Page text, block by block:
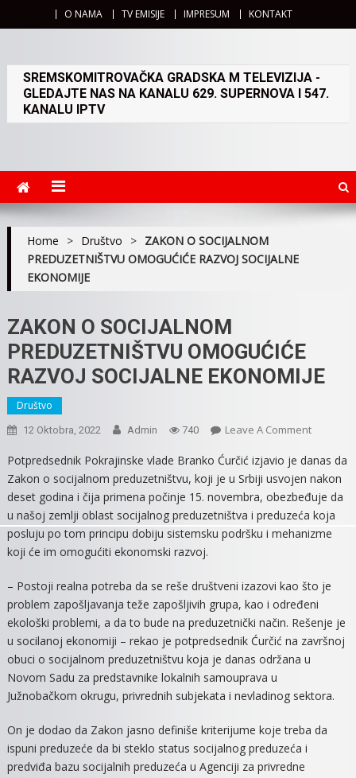
O NAMA TV EMISIJE IMPRESUM KONTAKT
SREMSKOMITROVAČKA GRADSKA M TELEVIZIJA -
GLEDAJTE NAS NA KANALU 629. SUPERNOVA I 547.
KANALU IPTV
Home > Društvo > ZAKON O SOCIJALNOM
PREDUZETNIŠTVU OMOGUĆIĆE RAZVOJ SOCIJALNE
EKONOMIJE
ZAKON O SOCIJALNOM
PREDUZETNIŠTVU OMOGUĆIĆE
RAZVOJ SOCIJALNE EKONOMIJE
Društvo
12 Oktobra, 2022 Admin 740 Leave A CommentOn
O
RAZVOJ
Potpredsednik Pokrajinske vlade Branko Ćurčić izjavio je danas da
Zakon o socijalnom preduzetništvu, koji je u Srbiji usvojen nakon
deset godina i čija primena počinje 15. novembra, obezbeđuje da
u našoj zemlji oblast socijalnog preduzetništva i preduzeća koja
posluju po tom principu dobiju sistemsku podršku i mehanizme
koji će im omogućiti ekonomski razvoj.
– Postoji realna potreba da se reše društveni izazovi kao što je
problem zapošljavanja teže zapošljivih grupa, kao i određeni
ekološki problemi, a da to bude na preduzetnički način. Rešenje je
u socilanoj ekonomiji – rekao je potpredsednik Ćurčić na završnoj
obuci o socijalnom preduzetništvu koja je danas održana u
Novom Sadu za predstavnike lokalnih samouprava u
Južnobačkom okrugu, privrednih subjekata i nevladinog sektora.
On je dodao da Zakon jasno definiše kriterijume koje treba da
ispuni preduzeće da bi steklo status socijalnog preduzeća i
predviđa bazu socijalnih preduzeća u Agenciji za privredne